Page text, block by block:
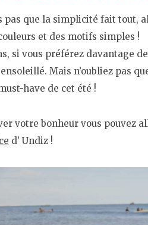
pas que la simplicité fait tout,
et des motifs simples !
si vous préférez davantage
Mais n’oubliez pas
have de cet été !
votre bonheur vous pouvez
d’ Undiz !